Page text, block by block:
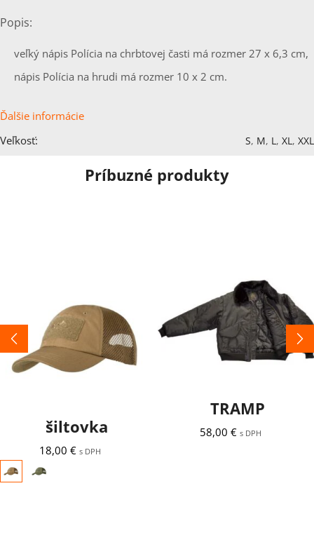
Popis:
veľký nápis Polícia na chrbtovej časti má rozmer 27 x 6,3 cm,
nápis Polícia na hrudi má rozmer 10 x 2 cm.
Ďalšie informácie
Veľkosť:
S, M, L, XL, XXL
Príbuzné produkty
šiltovka
18,00 € s DPH
TRAMP
58,00 € s DPH